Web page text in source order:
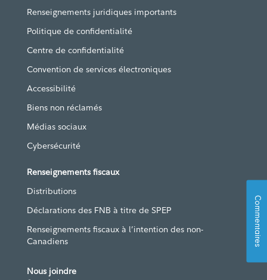
Renseignements juridiques importants
Politique de confidentialité
Centre de confidentialité
Convention de services électroniques
Accessibilité
Biens non réclamés
Médias sociaux
Cybersécurité
Renseignements fiscaux
Distributions
Déclarations des FNB à titre de SPEP
Renseignements fiscaux à l’intention des non-
Canadiens
Nous joindre
Commentaires